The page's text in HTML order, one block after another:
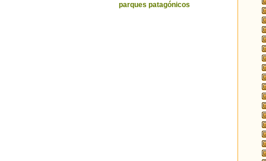
parques patagónicos